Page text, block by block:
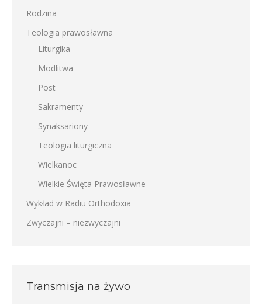
Rodzina
Teologia prawosławna
Liturgika
Modlitwa
Post
Sakramenty
Synaksariony
Teologia liturgiczna
Wielkanoc
Wielkie Święta Prawosławne
Wykład w Radiu Orthodoxia
Zwyczajni – niezwyczajni
Transmisja na żywo